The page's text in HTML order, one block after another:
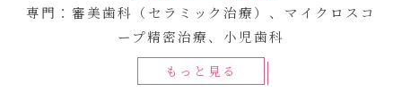
専門：審美歯科（セラミック治療）、マイクロスコ
ープ精密治療、小児歯科
もっと見る